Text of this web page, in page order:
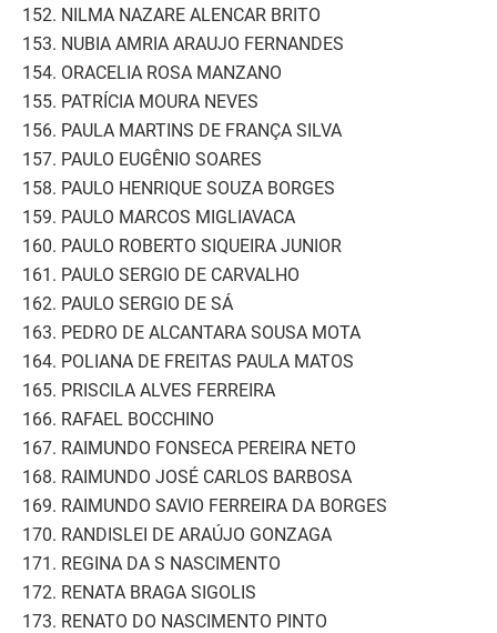
152. NILMA NAZARE ALENCAR BRITO
153. NUBIA AMRIA ARAUJO FERNANDES
154. ORACELIA ROSA MANZANO
155. PATRÍCIA MOURA NEVES
156. PAULA MARTINS DE FRANÇA SILVA
157. PAULO EUGÊNIO SOARES
158. PAULO HENRIQUE SOUZA BORGES
159. PAULO MARCOS MIGLIAVACA
160. PAULO ROBERTO SIQUEIRA JUNIOR
161. PAULO SERGIO DE CARVALHO
162. PAULO SERGIO DE SÁ
163. PEDRO DE ALCANTARA SOUSA MOTA
164. POLIANA DE FREITAS PAULA MATOS
165. PRISCILA ALVES FERREIRA
166. RAFAEL BOCCHINO
167. RAIMUNDO FONSECA PEREIRA NETO
168. RAIMUNDO JOSÉ CARLOS BARBOSA
169. RAIMUNDO SAVIO FERREIRA DA BORGES
170. RANDISLEI DE ARAÚJO GONZAGA
171. REGINA DA S NASCIMENTO
172. RENATA BRAGA SIGOLIS
173. RENATO DO NASCIMENTO PINTO